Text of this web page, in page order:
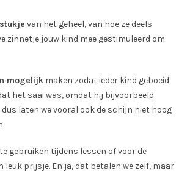
van het geheel, van hoe ze deels
zinnetje jouw kind mee gestimuleerd om
mogelijk maken zodat ieder kind geboeid
het saai was, omdat hij bijvoorbeeld
laten we vooral ook de schijn niet hoog
gebruiken tijdens lessen of voor de
leuk prijsje. En ja, dat betalen we zelf, maar